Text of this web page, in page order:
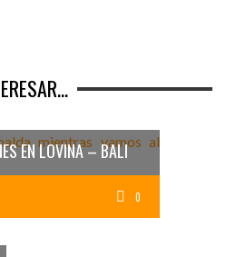
EN LOVINA – BALI
0